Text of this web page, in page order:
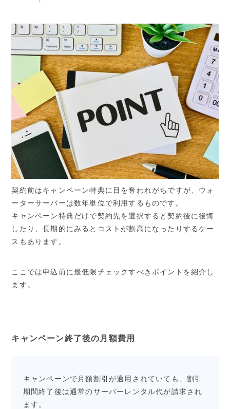
契約前はキャンペーン特典に目を奪われがちですが、ウォ
ーターサーバーは数年単位で利用するものです。
キャンペーン特典だけで契約先を選択すると契約後に後悔
したり、長期的にみるとコストが割高になったりするケー
スもあります。
ここでは申込前に最低限チェックすべきポイントを紹介し
ます。
キャンペーン終了後の月額費用
キャンペーンで月額割引が適用されていても、割引
期間終了後は通常のサーバーレンタル代が請求され
ます。